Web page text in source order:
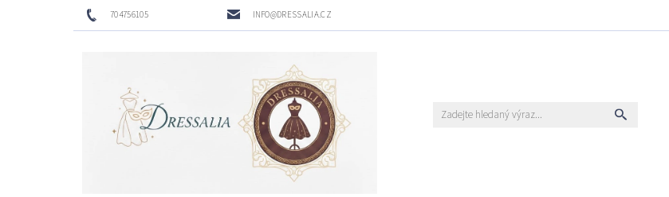
704756105 INFO@DRESSALIA.CZ